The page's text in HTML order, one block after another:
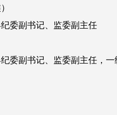
委副书记、监委副主任
委副书记、监委副主任，